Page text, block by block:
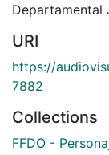
Departamental
URI
https://
7882
Collections
FFDO -